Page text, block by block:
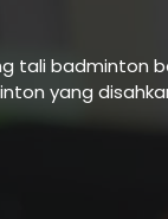
tali badminton
yang